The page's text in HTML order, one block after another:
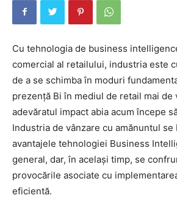
Cu tehnologia de business
comercial al retailului, industria este
de a se schimba în moduri
prezență Bi în mediul de retail mai de
adevăratul impact abia acum începe
Industria de vânzare cu amănuntul se
avantajele tehnologiei Business
general, dar, în același timp, se
provocările asociate cu
eficientă.